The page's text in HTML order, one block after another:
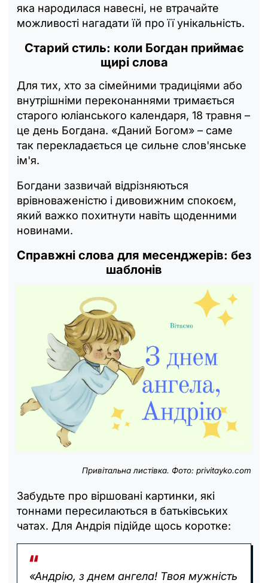
яка народилася навесні, не втрачайте
можливості нагадати їй про її унікальність.
Старий стиль: коли Богдан приймає
щирі слова
Для тих, хто за сімейними традиціями або
внутрішніми переконаннями тримається
старого юліанського календаря, 18 травня –
це день Богдана. «Даний Богом» – саме
так перекладається це сильне слов'янське
ім'я.
Богдани зазвичай відрізняються
врівноваженістю і дивовижним спокоєм,
який важко похитнути навіть щоденними
новинами.
Справжні слова для месенджерів: без
шаблонів
Привітальна листівка. Фото: privitayko.com
Забудьте про віршовані картинки, які
тоннами пересилаються в батьківських
чатах. Для Андрія підійде щось коротке:
«Андрію, з днем ангела! Твоя мужність